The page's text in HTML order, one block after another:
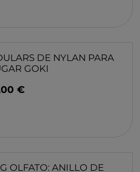
DE NYLAN PARA
GOKI
€
OLFATO: ANILLO DE